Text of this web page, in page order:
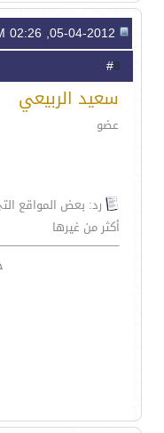
8
سعيد الربيعي
عضو
رد: بعض المواقع
أكثر من غيرها